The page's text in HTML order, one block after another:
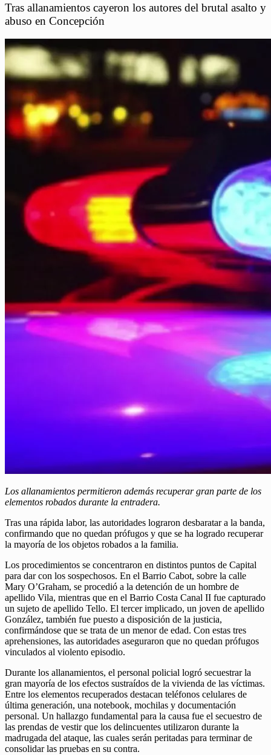
Tras allanamientos cayeron los autores del brutal asalto y
abuso en Concepción
Los allanamientos permitieron además recuperar gran parte de los
elementos robados durante la entradera.
Tras una rápida labor, las autoridades lograron desbaratar a la banda,
confirmando que no quedan prófugos y que se ha logrado recuperar
la mayoría de los objetos robados a la familia.
Los procedimientos se concentraron en distintos puntos de Capital
para dar con los sospechosos. En el Barrio Cabot, sobre la calle
Mary O’Graham, se procedió a la detención de un hombre de
apellido Vila, mientras que en el Barrio Costa Canal II fue capturado
un sujeto de apellido Tello. El tercer implicado, un joven de apellido
González, también fue puesto a disposición de la justicia,
confirmándose que se trata de un menor de edad. Con estas tres
aprehensiones, las autoridades aseguraron que no quedan prófugos
vinculados al violento episodio.
Durante los allanamientos, el personal policial logró secuestrar la
gran mayoría de los efectos sustraídos de la vivienda de las víctimas.
Entre los elementos recuperados destacan teléfonos celulares de
última generación, una notebook, mochilas y documentación
personal. Un hallazgo fundamental para la causa fue el secuestro de
las prendas de vestir que los delincuentes utilizaron durante la
madrugada del ataque, las cuales serán peritadas para terminar de
consolidar las pruebas en su contra.